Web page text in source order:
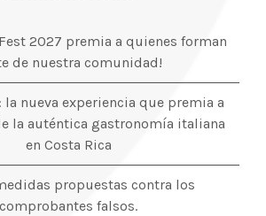
2027 premia a quienes forman
de nuestra comunidad!
nueva experiencia que premia a
la auténtica gastronomía italiana
en Costa Rica
propuestas contra los
comprobantes falsos.